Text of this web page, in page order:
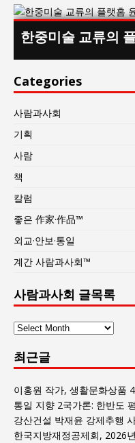
한중미술 교류의
Categories
사람과사회
기획
사람
책
칼럼
좋은 作家·作品™
외교·안보·통일
계간 사람과사회™
사람과사회 글목록
사
과
사
회
글
목
록
최근글
이홍원 작가, 생활문화상품
통일 지향 2국가론: 한반도
강산건설 박재윤 강제추행
한국지방재정공제회, 2026